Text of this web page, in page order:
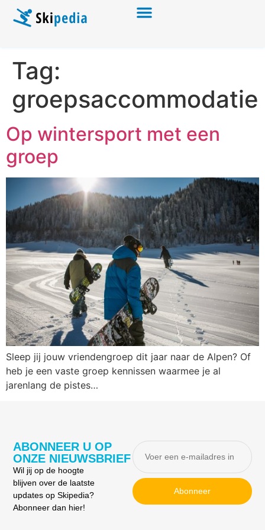
Tag:
groepsaccommodatie
Op wintersport met een
groep
Sleep jij jouw vriendengroep dit jaar naar de Alpen? Of
heb je een vaste groep kennissen waarmee je al
jarenlang de pistes…
ABONNEER U OP
ONZE NIEUWSBRIEF
Wil jij op de hoogte
blijven over de laatste
updates op Skipedia?
Abonneer dan hier!
Abonneer